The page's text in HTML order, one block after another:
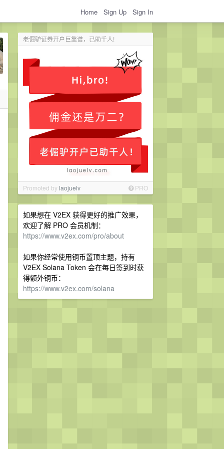
Home Sign Up Sign In
老倔驴证券开户巨靠谱，已助千人!
Promoted bylaojuelv PRO
如果想在 V2EX 获得更好的推广效果，
欢迎了解 PRO 会员机制：
https://www.v2ex.com/pro/about
如果你经常使用铜币置顶主题，持有
V2EX Solana Token 会在每日签到时获
得额外铜币：
https://www.v2ex.com/solana